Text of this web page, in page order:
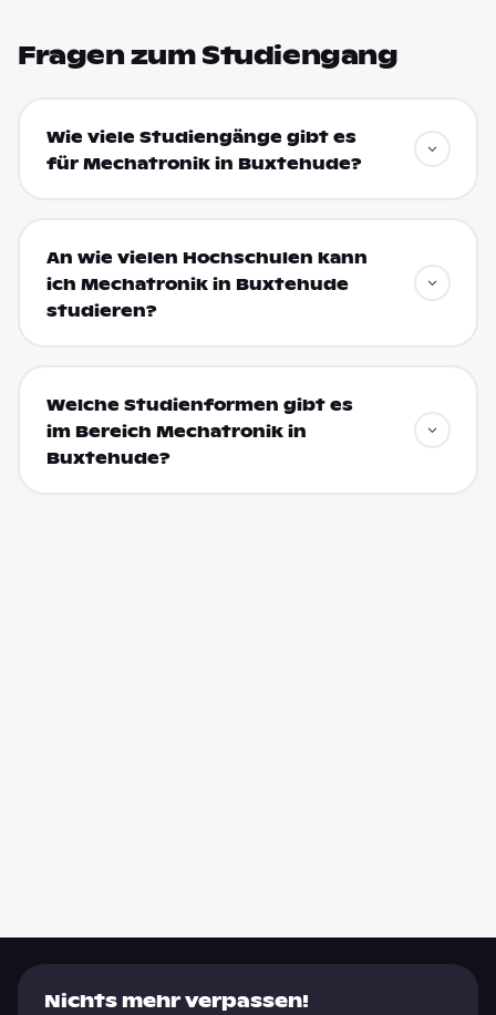
Fragen zum Studiengang
Wie viele Studiengänge gibt es
für Mechatronik in Buxtehude?
An wie vielen Hochschulen kann
ich Mechatronik in Buxtehude
studieren?
Welche Studienformen gibt es
im Bereich Mechatronik in
Buxtehude?
Nichts mehr verpassen!